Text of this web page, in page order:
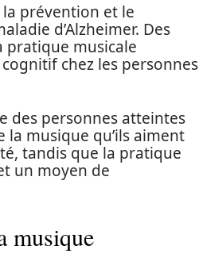
prévention et le
d’Alzheimer. Des
pratique musicale
chez les personnes
des personnes atteintes
musique qu’ils aiment
tandis que la pratique
un moyen de
musique